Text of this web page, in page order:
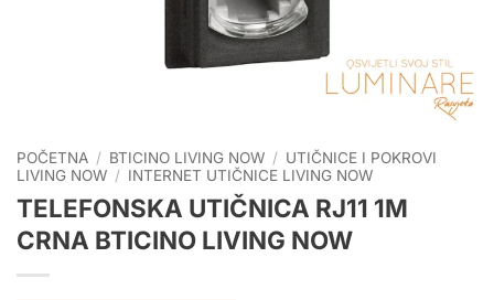
POČETNA / BTICINO LIVING NOW / UTIČNICE I POKROVI
LIVING NOW / INTERNET UTIČNICE LIVING NOW
TELEFONSKA UTIČNICA RJ11 1M
CRNA BTICINO LIVING NOW